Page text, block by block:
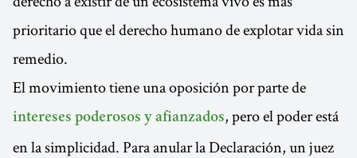
prioritario que el derecho humano de explotar vida sin
remedio.
El movimiento tiene una oposición por parte de
intereses poderosos y afianzados, pero el poder está
en la simplicidad. Para anular la Declaración, un juez